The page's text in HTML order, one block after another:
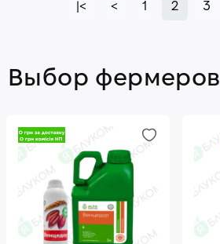
|< < 1 2 3
Выбор фермеров